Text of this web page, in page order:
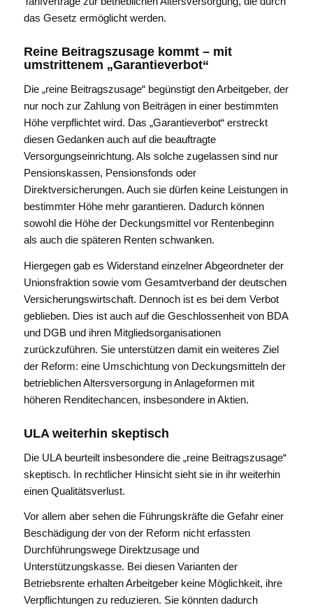
das Gesetz ermöglicht werden.
Reine Beitragszusage kommt – mit
umstrittenem „Garantieverbot“
Die „reine Beitragszusage“ begünstigt den Arbeitgeber, der
nur noch zur Zahlung von Beiträgen in einer bestimmten
Höhe verpflichtet wird. Das „Garantieverbot“ erstreckt
diesen Gedanken auch auf die beauftragte
Versorgungseinrichtung. Als solche zugelassen sind nur
Pensionskassen, Pensionsfonds oder
Direktversicherungen. Auch sie dürfen keine Leistungen in
bestimmter Höhe mehr garantieren. Dadurch können
sowohl die Höhe der Deckungsmittel vor Rentenbeginn
als auch die späteren Renten schwanken.
Hiergegen gab es Widerstand einzelner Abgeordneter der
Unionsfraktion sowie vom Gesamtverband der deutschen
Versicherungswirtschaft. Dennoch ist es bei dem Verbot
geblieben. Dies ist auch auf die Geschlossenheit von BDA
und DGB und ihren Mitgliedsorganisationen
zurückzuführen. Sie unterstützen damit ein weiteres Ziel
der Reform: eine Umschichtung von Deckungsmitteln der
betrieblichen Altersversorgung in Anlageformen mit
höheren Renditechancen, insbesondere in Aktien.
ULA weiterhin skeptisch
Die ULA beurteilt insbesondere die „reine Beitragszusage“
skeptisch. In rechtlicher Hinsicht sieht sie in ihr weiterhin
einen Qualitätsverlust.
Vor allem aber sehen die Führungskräfte die Gefahr einer
Beschädigung der von der Reform nicht erfassten
Durchführungswege Direktzusage und
Unterstützungskasse. Bei diesen Varianten der
Betriebsrente erhalten Arbeitgeber keine Möglichkeit, ihre
Verpflichtungen zu reduzieren. Sie könnten dadurch